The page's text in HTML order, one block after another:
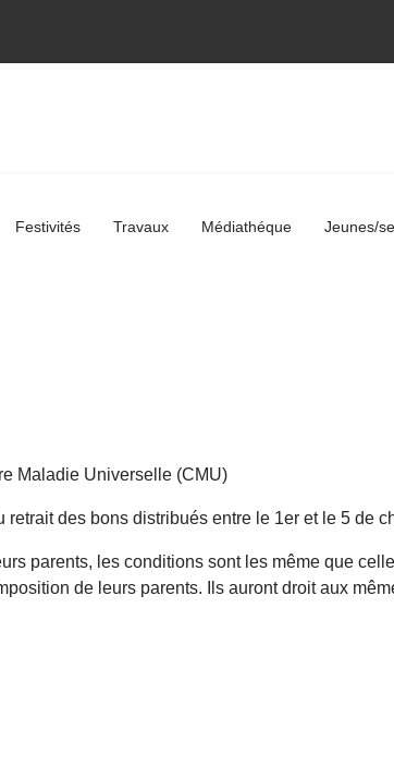
Festivités Travaux Médiathéque Jeunes/
Maladie Universelle (CMU)
des bons distribués entre le 1er et le 5 de
parents, les conditions sont les même que
de leurs parents. Ils auront droit aux